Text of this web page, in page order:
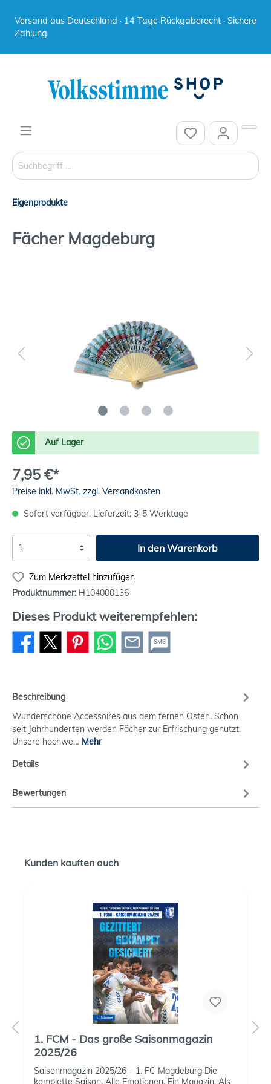
Versand aus Deutschland · 14 Tage Rückgaberecht · Sichere
Zahlung
Eigenprodukte
Fächer Magdeburg
Auf Lager
7,95 €*
Preise inkl. MwSt. zzgl. Versandkosten
Sofort verfügbar, Lieferzeit: 3-5 Werktage
In den Warenkorb
Zum Merkzettel hinzufügen
Produktnummer: H104000136
Dieses Produkt weiterempfehlen:
SMS
Beschreibung
Wunderschöne Accessoires aus dem fernen Osten. Schon
seit Jahrhunderten werden Fächer zur Erfrischung genutzt.
Unsere hochwe… Mehr
Details
Bewertungen
Kunden kauften auch
1. FCM - Das große Saisonmagazin
2025/26
Saisonmagazin 2025/26 – 1. FC Magdeburg Die
komplette Saison. Alle Emotionen. Ein Magazin. Als